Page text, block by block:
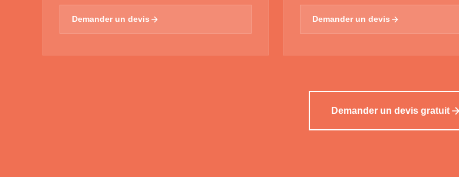
Demander un devis Demander un devis
Demander un devis gratuit